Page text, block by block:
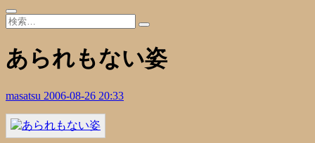
あられもない姿
masatsu 2006-08-26 20:33